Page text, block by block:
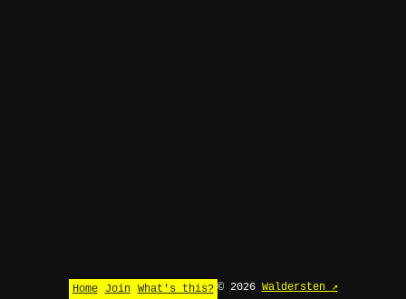
Home Join What's this? © 2026 Waldersten ↗